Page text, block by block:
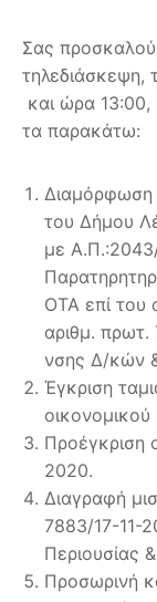
Σας
τηλεδιάσκεψη,
και ώρα 13:00,
τα παρακάτω:
Διαμόρφωση
του Δήμου
με
ΟΤΑ επί του
αριθμ. πρωτ.
νσης Δ/κών
Έγκριση
Προέγκριση
2020.
Διαγραφή
7883/17-11-
Περιουσίας
Προσωρινή